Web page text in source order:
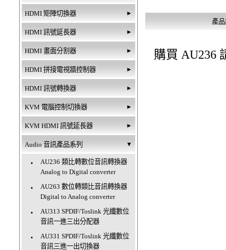
HDMI 矩陣切換器 ►
HDMI 訊號延長器 ►
HDMI 畫面分割器 ►
HDMI 拼接電視牆控制器 ►
HDMI 訊號轉換器 ►
KVM 電腦控制切換器 ►
KVM HDMI 訊號延長器 ►
Audio 音訊產品系列 ▼
‧
AU236 類比轉數位音訊轉換器
Analog to Digital converter
‧
AU263 數位轉類比音訊轉換器
Digital to Analog converter
‧
AU313 SPDIF/Toslink 光纖數位
音訊一進三出分配器
‧
AU331 SPDIF/Toslink 光纖數位
音訊三進一出切換器
產
購買 AU236